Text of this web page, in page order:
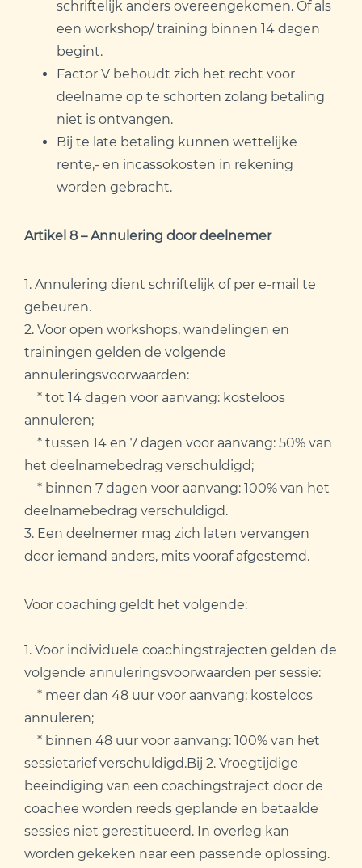
schriftelijk anders overeengekomen. Of als
een workshop/ training binnen 14 dagen
begint.
Factor V behoudt zich het recht voor
deelname op te schorten zolang betaling
niet is ontvangen.
Bij te late betaling kunnen wettelijke
rente,- en incassokosten in rekening
worden gebracht.
Artikel 8 – Annulering door deelnemer
1. Annulering dient schriftelijk of per e-mail te
gebeuren.
2. Voor open workshops, wandelingen en
trainingen gelden de volgende
annuleringsvoorwaarden:
* tot 14 dagen voor aanvang: kosteloos
annuleren;
* tussen 14 en 7 dagen voor aanvang: 50% van
het deelnamebedrag verschuldigd;
* binnen 7 dagen voor aanvang: 100% van het
deelnamebedrag verschuldigd.
3. Een deelnemer mag zich laten vervangen
door iemand anders, mits vooraf afgestemd.
Voor coaching geldt het volgende:
1. Voor individuele coachingstrajecten gelden de
volgende annuleringsvoorwaarden per sessie:
* meer dan 48 uur voor aanvang: kosteloos
annuleren;
* binnen 48 uur voor aanvang: 100% van het
sessietarief verschuldigd.Bij 2. Vroegtijdige
beëindiging van een coachingstraject door de
coachee worden reeds geplande en betaalde
sessies niet gerestitueerd. In overleg kan
worden gekeken naar een passende oplossing.